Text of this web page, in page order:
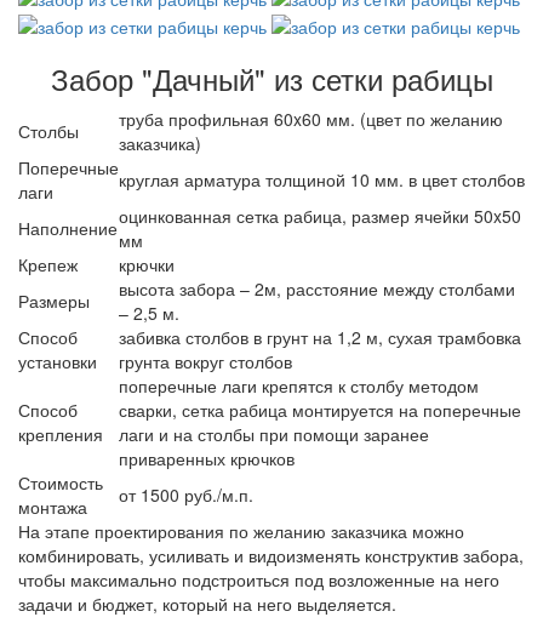
Забор "Дачный" из сетки рабицы
Столбы
труба профильная 60x60 мм. (цвет по желанию
заказчика)
Поперечные
лаги
круглая арматура толщиной 10 мм. в цвет столбов
Наполнениеоцинкованная сетка рабица, размер ячейки 50x50
мм
Крепеж
крючки
Размеры
высота забора – 2м, расстояние между столбами
– 2,5 м.
Способ
установки
забивка столбов в грунт на 1,2 м, сухая трамбовка
грунта вокруг столбов
Способ
крепления
поперечные лаги крепятся к столбу методом
сварки, сетка рабица монтируется на поперечные
лаги и на столбы при помощи заранее
приваренных крючков
Стоимость
монтажа
от 1500 руб./м.п.
На этапе проектирования по желанию заказчика можно
комбинировать, усиливать и видоизменять конструктив забора,
чтобы максимально подстроиться под возложенные на него
задачи и бюджет, который на него выделяется.